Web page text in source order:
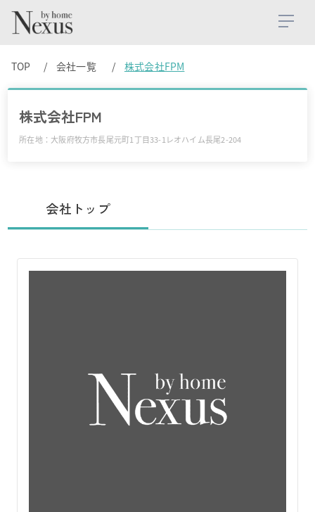
TOP 会社一覧 株式会社FPM
株式会社FPM
所在地：大阪府牧方市長尾元町1丁目33-1レオハイム長尾2-204
会社トップ